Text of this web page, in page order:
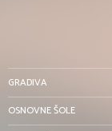
GRADIVA
OSNOVNE ŠOLE